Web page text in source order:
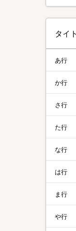
タイ
あ行
か行
さ行
た行
な行
は行
ま行
や行